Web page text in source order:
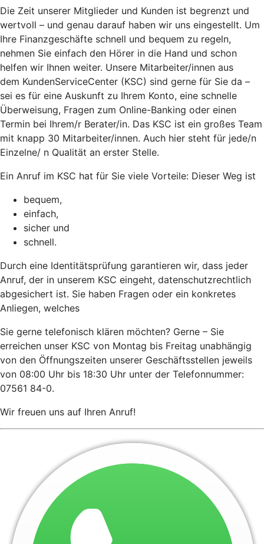
Die Zeit unserer Mitglieder und Kunden ist begrenzt und
wertvoll – und genau darauf haben wir uns eingestellt. Um
Ihre Finanzgeschäfte schnell und bequem zu regeln,
nehmen Sie einfach den Hörer in die Hand und schon
helfen wir Ihnen weiter. Unsere Mitarbeiter/innen aus
dem KundenServiceCenter (KSC) sind gerne für Sie da –
sei es für eine Auskunft zu Ihrem Konto, eine schnelle
Überweisung, Fragen zum Online-Banking oder einen
Termin bei Ihrem/r Berater/in. Das KSC ist ein großes Team
mit knapp 30 Mitarbeiter/innen. Auch hier steht für jede/n
Einzelne/ n Qualität an erster Stelle.
Ein Anruf im KSC hat für Sie viele Vorteile: Dieser Weg ist
bequem,
einfach,
sicher und
schnell.
Durch eine Identitätsprüfung garantieren wir, dass jeder
Anruf, der in unserem KSC eingeht, datenschutzrechtlich
abgesichert ist. Sie haben Fragen oder ein konkretes
Anliegen, welches
Sie gerne telefonisch klären möchten? Gerne – Sie
erreichen unser KSC von Montag bis Freitag unabhängig
von den Öffnungszeiten unserer Geschäftsstellen jeweils
von 08:00 Uhr bis 18:30 Uhr unter der Telefonnummer:
07561 84-0.
Wir freuen uns auf Ihren Anruf!